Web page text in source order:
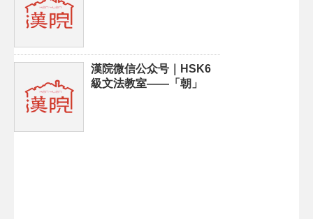
漢院微信公众号｜HSK6
級文法教室——「朝」